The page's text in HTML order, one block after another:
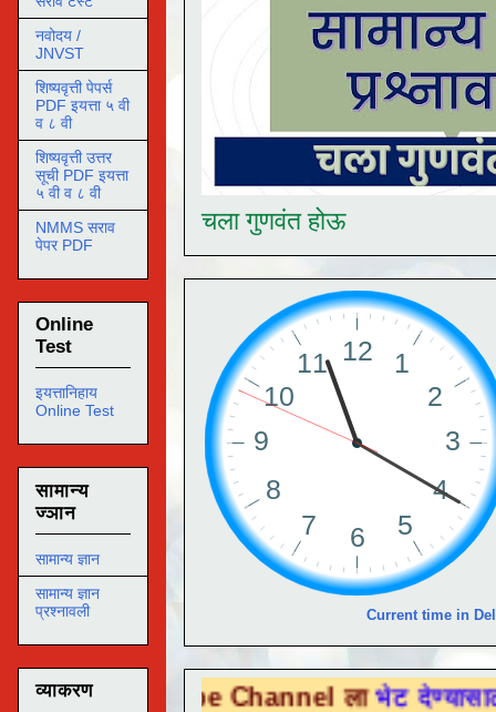
चला गुणवंत होऊ
Current time in
Tube Channel ला भेट देण्यासाठी येथे क्लिक
नवोदय /
JNVST
शिष्यवृत्ती पेपर्स
PDF इयत्ता ५ वी
व ८ वी
शिष्यवृत्ती उत्तर
सूची PDF इयत्ता
५ वी व ८ वी
NMMS सराव
पेपर PDF
Online
Test
इयत्तानिहाय
Online Test
सामान्य
ज्ञान
सामान्य ज्ञान
सामान्य ज्ञान
प्रश्नावली
व्याकरण